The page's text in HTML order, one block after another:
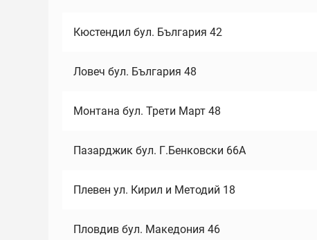
Кюстендил бул. България 42
Ловеч бул. България 48
Монтана бул. Трети Март 48
Пазарджик бул. Г.Бенковски 66А
Плевен ул. Кирил и Методий 18
Пловдив бул. Македония 46